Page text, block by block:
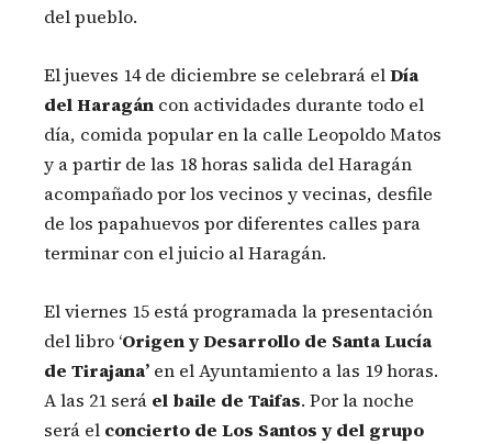
del pueblo.
El jueves 14 de diciembre se celebrará elDía
del Haragán con actividades durante todo el
día, comida popular en la calle Leopoldo Matos
y a partir de las 18 horas salida del Haragán
acompañado por los vecinos y vecinas, desfile
de los papahuevos por diferentes calles para
terminar con el juicio al Haragán.
El viernes 15 está programada la presentación
del libro ‘Origen y Desarrollo de Santa Lucía
de Tirajana’ en el Ayuntamiento a las 19 horas.
A las 21 será el baile de Taifas. Por la noche
será el concierto de Los Santos y del grupo